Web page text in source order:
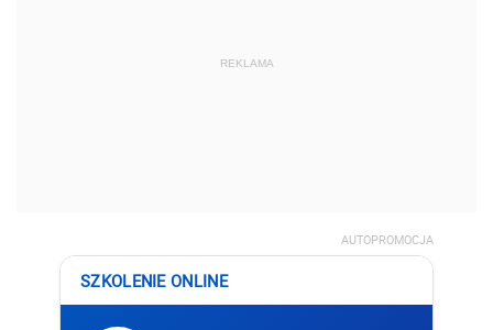
REKLAMA
AUTOPROMOCJA
SZKOLENIE ONLINE